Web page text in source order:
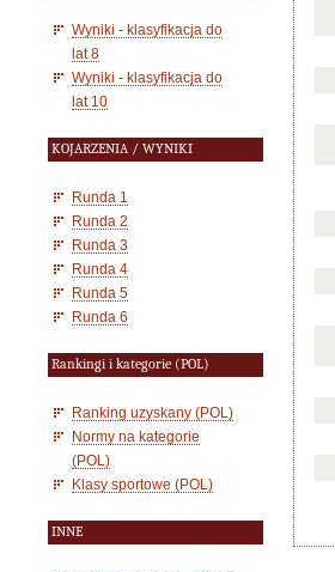
Wyniki - klasyfikacja do
lat 8
Wyniki - klasyfikacja do
lat 10
KOJARZENIA / WYNIKI
Runda 1
Runda 2
Runda 3
Runda 4
Runda 5
Runda 6
Rankingi i kategorie (POL)
Ranking uzyskany (POL)
Normy na kategorie
(POL)
Klasy sportowe (POL)
INNE